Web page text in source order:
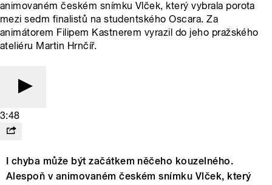
animovaném českém snímku Vlček, který vybrala porota
mezi sedm finalistů na studentského Oscara. Za
animátorem Filipem Kastnerem vyrazil do jeho pražského
ateliéru Martin Hrnčíř.
3:48
I chyba může být začátkem něčeho kouzelného.
Alespoň v animovaném českém snímku Vlček, který